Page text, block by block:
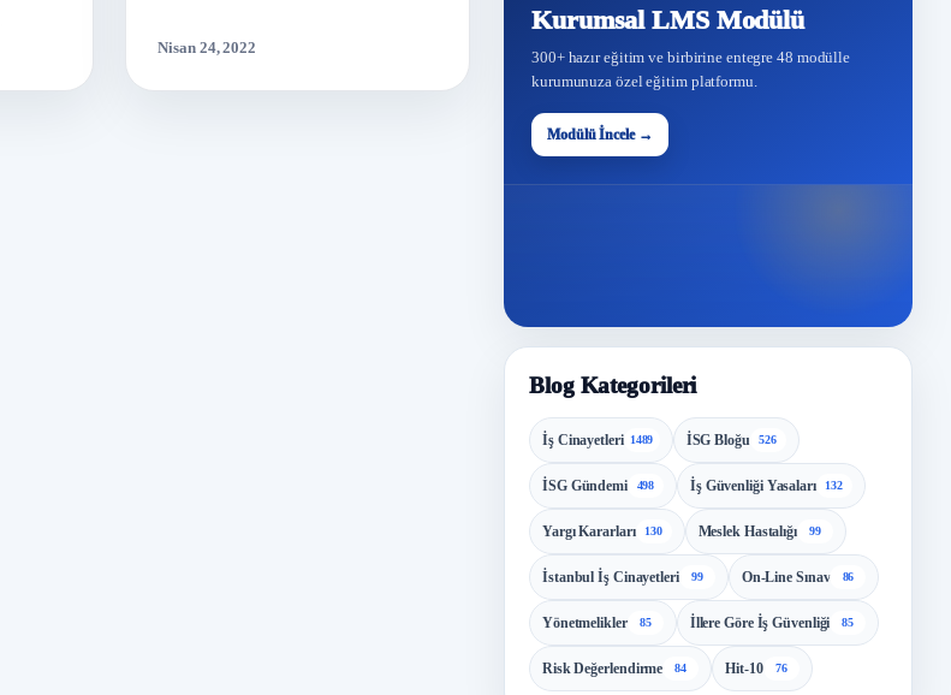
Nisan 24, 2022
Kurumsal LMS Modülü
300+ hazır eğitim ve birbirine entegre 48 modülle
kurumunuza özel eğitim platformu.
Modülü İncele →
48
Modül
Blog Kategorileri
İş Cinayetleri 1489 İSG Bloğu 526
İSG Gündemi 498 İş Güvenliği Yasaları 132
Yargı Kararları 130 Meslek Hastalığı 99
İstanbul İş Cinayetleri 99 On-Line Sınav 86
Yönetmelikler 85 İllere Göre İş Güvenliği 85
Risk Değerlendirme 84 Hit-10 76